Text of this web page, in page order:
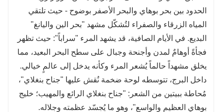
الحدود بين بحر بوهاي والبحر الأصفر بوضوح - حيث تلتقي
المياه الزرقاء والصفراء لتُشكّل مشهد "بحر الين واليانغ"
البديع. في الأيام الصافية، قد يشهد المرء "سراباً": حيث تظهر
فجأةً أوهامٌ لمدن وأجنحة وجبال على سطح البحر البعيد، مما
يخلق مشهداً حالماً يُشعر المرء وكأنه يدخل إلى عالمٍ خيالي.
داخل البرج، تتوسطه لوحة ضخمة نُقش عليها "جناح بنغلاي"،
مُحاطة ببيتين من الشعر: "جناح بنغلاي الرائع والمهيب؛ خليج
بوهاي العظيم والواسع"، وهو ما يُجسّد عظمته وجلاله.